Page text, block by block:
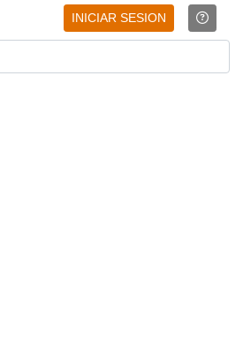
INICIAR SESION